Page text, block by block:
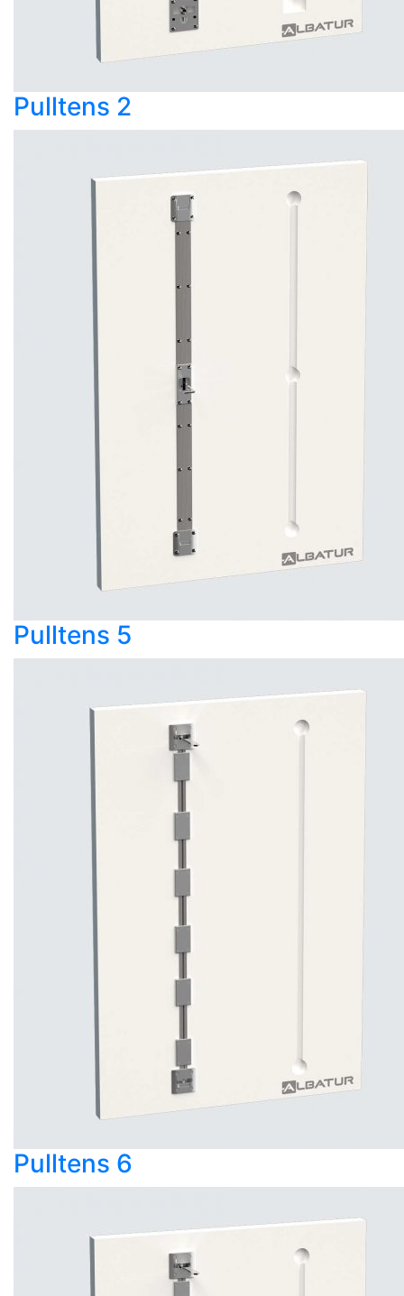
Pulltens 2
Pulltens 5
Pulltens 6